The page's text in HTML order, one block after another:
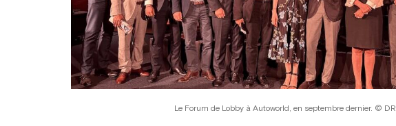
Le Forum de Lobby à Autoworld, en septembre dernier. © DR